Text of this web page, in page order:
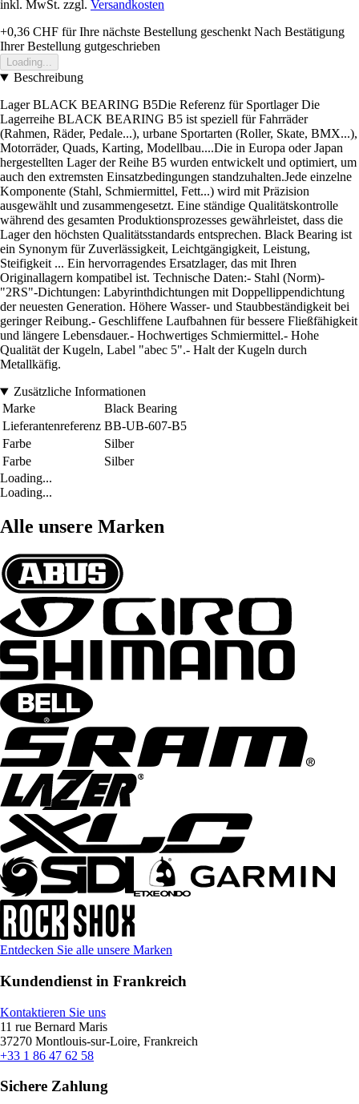
inkl. MwSt. zzgl. Versandkosten
+0,36 CHF für Ihre nächste Bestellung geschenkt Nach Bestätigung
Ihrer Bestellung gutgeschrieben
Loading...
Beschreibung
Lager BLACK BEARING B5Die Referenz für Sportlager Die
Lagerreihe BLACK BEARING B5 ist speziell für Fahrräder
(Rahmen, Räder, Pedale...), urbane Sportarten (Roller, Skate, BMX...),
Motorräder, Quads, Karting, Modellbau....Die in Europa oder Japan
hergestellten Lager der Reihe B5 wurden entwickelt und optimiert, um
auch den extremsten Einsatzbedingungen standzuhalten.Jede einzelne
Komponente (Stahl, Schmiermittel, Fett...) wird mit Präzision
ausgewählt und zusammengesetzt. Eine ständige Qualitätskontrolle
während des gesamten Produktionsprozesses gewährleistet, dass die
Lager den höchsten Qualitätsstandards entsprechen. Black Bearing ist
ein Synonym für Zuverlässigkeit, Leichtgängigkeit, Leistung,
Steifigkeit ... Ein hervorragendes Ersatzlager, das mit Ihren
Originallagern kompatibel ist. Technische Daten:- Stahl (Norm)-
"2RS"-Dichtungen: Labyrinthdichtungen mit Doppellippendichtung
der neuesten Generation. Höhere Wasser- und Staubbeständigkeit bei
geringer Reibung.- Geschliffene Laufbahnen für bessere Fließfähigkeit
und längere Lebensdauer.- Hochwertiges Schmiermittel.- Hohe
Qualität der Kugeln, Label "abec 5".- Halt der Kugeln durch
Metallkäfig.
Zusätzliche Informationen
Marke
Black Bearing
Lieferantenreferenz BB-UB-607-B5
Farbe
Silber
Farbe
Silber
Loading...
Loading...
Alle unsere Marken
Entdecken Sie alle unsere Marken
Kundendienst in Frankreich
Kontaktieren Sie uns
11 rue Bernard Maris
37270 Montlouis-sur-Loire, Frankreich
+33 1 86 47 62 58
Sichere Zahlung